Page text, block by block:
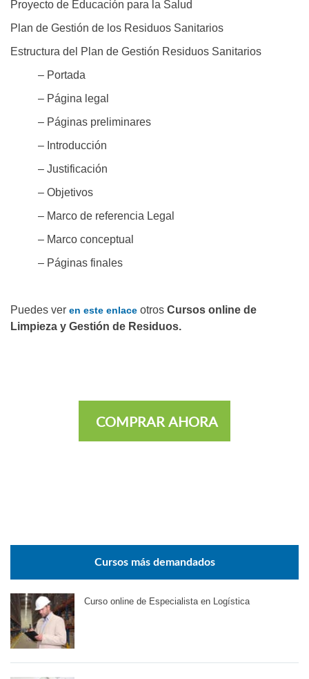
Proyecto de Educación para la Salud
Plan de Gestión de los Residuos Sanitarios
Estructura del Plan de Gestión Residuos Sanitarios
– Portada
– Página legal
– Páginas preliminares
– Introducción
– Justificación
– Objetivos
– Marco de referencia Legal
– Marco conceptual
– Páginas finales
Puedes ver en este enlace otros Cursos online de
Limpieza y Gestión de Residuos.
COMPRAR AHORA
Cursos más demandados
Curso online de Especialista en Logística